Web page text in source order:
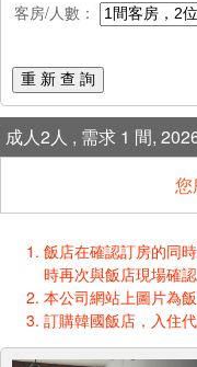
客房/人數：
重 新 查 詢
成人2人 , 需求 1 間,
您
飯店在確認訂房的同
時再次與飯店現場確
本公司網站上圖片為
訂購韓國飯店，入住